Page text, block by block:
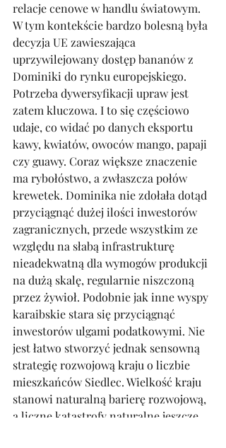
relacje cenowe w handlu światowym.
W tym kontekście bardzo bolesną była
decyzja UE zawieszająca
uprzywilejowany dostęp bananów z
Dominiki do rynku europejskiego.
Potrzeba dywersyfikacji upraw jest
zatem kluczowa. I to się częściowo
udaje, co widać po danych eksportu
kawy, kwiatów, owoców mango, papaji
czy guawy. Coraz większe znaczenie
ma rybołóstwo, a zwłaszcza połów
krewetek. Dominika nie zdołała dotąd
przyciągnąć dużej ilości inwestorów
zagranicznych, przede wszystkim ze
względu na słabą infrastrukturę
nieadekwatną dla wymogów produkcji
na dużą skalę, regularnie niszczoną
przez żywioł. Podobnie jak inne wyspy
karaibskie stara się przyciągnąć
inwestorów ulgami podatkowymi. Nie
jest łatwo stworzyć jednak sensowną
strategię rozwojową kraju o liczbie
mieszkańców Siedlec. Wielkość kraju
stanowi naturalną barierę rozwojową,
a liczne katastrofy naturalne jeszcze